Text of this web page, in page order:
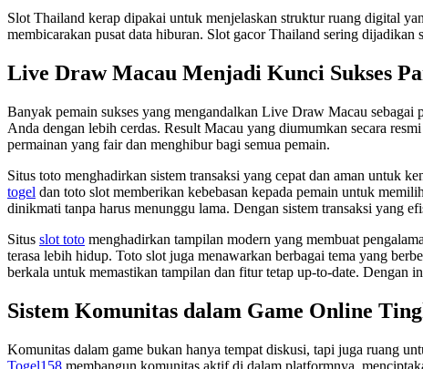
Slot Thailand kerap dipakai untuk menjelaskan struktur ruang digital
membicarakan pusat data hiburan. Slot gacor Thailand sering
Live Draw Macau Menjadi Kunci Sukses
Banyak pemain sukses yang mengandalkan Live Draw Macau sebagai
Anda dengan lebih cerdas. Result Macau yang diumumkan secara
permainan yang fair dan menghibur bagi semua pemain.
Situs toto menghadirkan sistem transaksi yang cepat dan aman untuk
togel dan toto slot memberikan kebebasan kepada pemain untuk
dinikmati tanpa harus menunggu lama. Dengan sistem transaksi yang
Situs slot toto menghadirkan tampilan modern yang membuat
terasa lebih hidup. Toto slot juga menawarkan berbagai tema yang
berkala untuk memastikan tampilan dan fitur tetap up-to-date. Dengan
Sistem Komunitas dalam Game Online
Komunitas dalam game bukan hanya tempat diskusi, tapi juga ruang
Togel158 membangun komunitas aktif di dalam platformnya,